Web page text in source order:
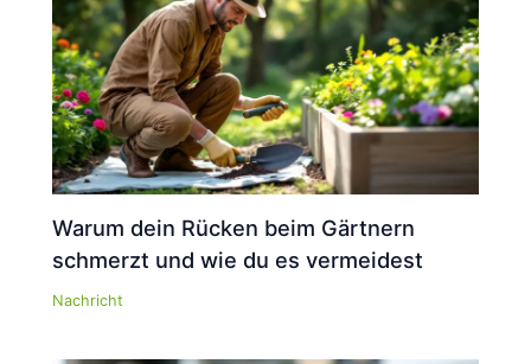
Warum dein Rücken beim Gärtnern
schmerzt und wie du es vermeidest
Nachricht